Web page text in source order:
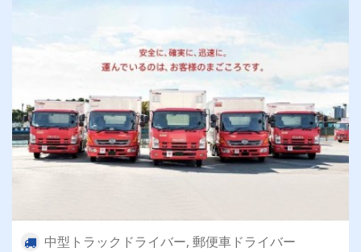
中型トラックドライバー, 郵便車ドライバー